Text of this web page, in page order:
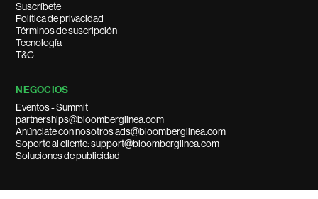
Suscríbete
Política de privacidad
Términos de suscripción
Tecnología
T&C
NEGOCIOS
Eventos - Summit
partnerships@bloomberglinea.com
Anúnciate con nosotros ads@bloomberglinea.com
Soporte al cliente: support@bloomberglinea.com
Soluciones de publicidad